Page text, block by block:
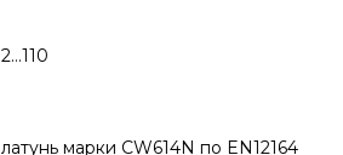
2…110
латунь марки CW614N по EN12164